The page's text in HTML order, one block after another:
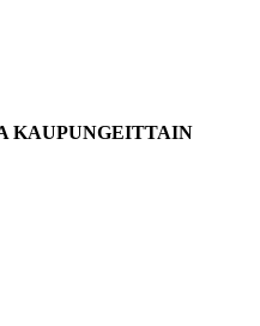
KAUPUNGEITTAIN